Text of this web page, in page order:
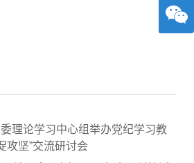
委理论学习中心组举办党纪学习教
攻坚”交流研讨会